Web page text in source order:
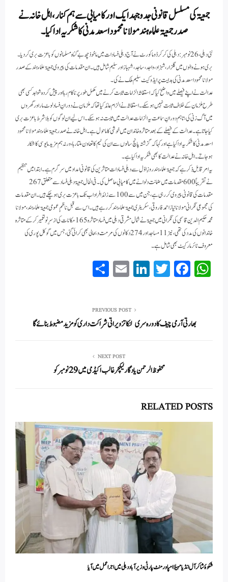
جمعیۃ کی مسلسل قانونی جدوجہد ایک اور کامیابی سے ہم کنار ، اہل خانہ نے
صدر جمعیۃ علماء ہند مولانا محمود اسعد مدنی کا شکریہ ادا کیا ۔
نئی دہلی، 26 نومبر:دہلی کی کرکرڈوما کورٹ نے آج دہلی فسادات میں ماخوذ چھ بےگناہ مسلمانوں کو باعزت بری کردیا۔
بری ہونے والوں میں گلزار، شہزاد، واجد، ساجد، شہباز اور سلیم شامل ہیں۔ ان مقدمات کی پیروی جمعیۃ علماء ہند کے صدر
مولانا محمود اسعد مدنی کی ہدایت پر ایڈوکیٹ سلیم ملک نے کی۔
عدالت نے اپنے فیصلے میں واضح کیا کہ استغاثہ الزامات ثابت کرنے میں مکمل طور پر ناکام رہا اور پیش کردہ شواہد کسی بھی
طرح ملزمان کے خلاف ثابت نہیں ہو سکے۔استغاثہ نے الزام عائد کیا تھا کہ ملزمان نے دورانِ فساد لوٹ مار اور گھروں
میں آگ زنی کی، تاہم دورانِ سماعت یہ الزامات عدالت میں ثابت نہ ہوسکے۔اس لیے ان لوگوں کو بلاشرط باعزت بری
کیا جاتا ہے ۔عدالت کے فیصلے کے بعد متاثرہ خاندان میں خوشی کا ماحول ہے ۔اہل خانہ نے صدر جمعیۃ علماء ہند مولانا محمود
اسعد مدنی کا شکریہ ادا کیا ہے اور کہا کہ گزشتہ پانچ سالوں سے ان کی ٹیم کا تعاون ملتا رہا ، ورنہ ہم مزید مایوسی کا شکار
ہوجاتے ۔ اہل خانہ نے عدالت کا بھی شکریہ ادا کیا ہے ۔
یہ امر قابلِ ذکر ہے کہ جمعیۃ علماء ہند روزِ اوّل سے دہلی فسادات متاثرین کی قانونی امداد میں سرگرم ہے۔ ابتدا میں تنظیم
نے تقریباً 600 مقدمات میں ضمانت دلوانے میں کامیابی حاصل کی۔فی الحال جمعیۃ دہلی فساد سے متعلق 267
مقدمات کی قانونی پیروی کر رہی ہے، جن میں سے 100 سے زائد افراد اب تک باعزت بری ہوچکے ہیں۔ان مقدمات
کی مجموعی نگرانی مولانا نیاز احمد فاروقی، سکریٹری جمعیۃ علماء ہند کر رہے ہیں۔اس سے قبل ناظمِ عمومی جمعیۃ علماء ہند، مولانا
محمد حکیم الدین قاسمی کی نگرانی میں جمعیۃ نے شمال مشرقی دہلی میں فساد متاثرہ 165 مکانات کی ازسرِنو تعمیر کرکے متاثرہ
خاندانوں کی مدد کی تھی، نیز 11 مساجد اور 274دکانوں کی مرمت و بحالی بھی کرائی گئی ، جس میں گوکل پوری کی
معروف ٹائر مارکیٹ بھی شامل ہے۔
W
ha
A
pp
Fa
ce
ok
T
wi
r
Li
nk
In
E
m
PREVIOUS POST
بھارتی آرمی چیف کا دورہ سری لنکا تزویراتی شراکت داری کو مزید مضبوط بنائےگا
NEXT POST
محفوظ الرحمن یادگار لیکچر غالب اکیڈمی میں 29 نومبر کو
RELATED POSTS
شکوۂ شاکر آل انڈیا مہیلا امپاورمنٹ پارٹی وزیر آباد دہلی میں اجرا عمل میں آیا